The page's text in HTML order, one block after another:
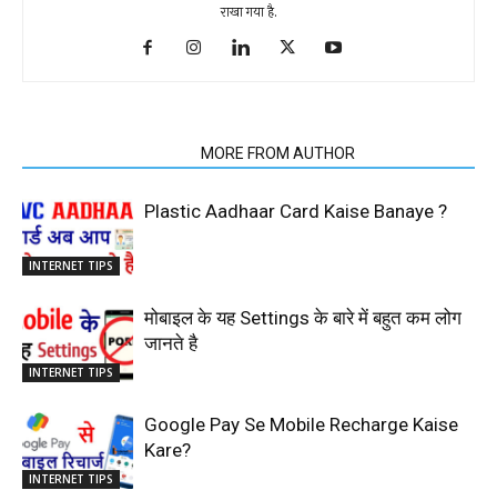
राखा गया है.
MORE FROM AUTHOR
INTERNET TIPS
Plastic Aadhaar Card Kaise Banaye ?
INTERNET TIPS
मोबाइल के यह Settings के बारे में बहुत कम लोग
जानते है
INTERNET TIPS
Google Pay Se Mobile Recharge Kaise
Kare?